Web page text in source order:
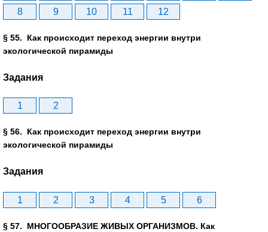
8
9 10 11 12
§ 55. Как происходит переход энергии внутри
экологической пирамиды
Задания
1 2
§ 56. Как происходит переход энергии внутри
экологической пирамиды
Задания
1 2 3 4 5 6
§ 57. МНОГООБРАЗИЕ ЖИВЫХ ОРГАНИЗМОВ. Как